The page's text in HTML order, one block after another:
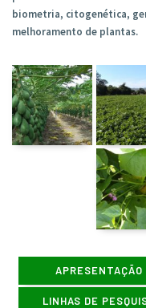
biometria, citogenética,
melhoramento de plantas.
APRESENTAÇÃO
LINHAS DE